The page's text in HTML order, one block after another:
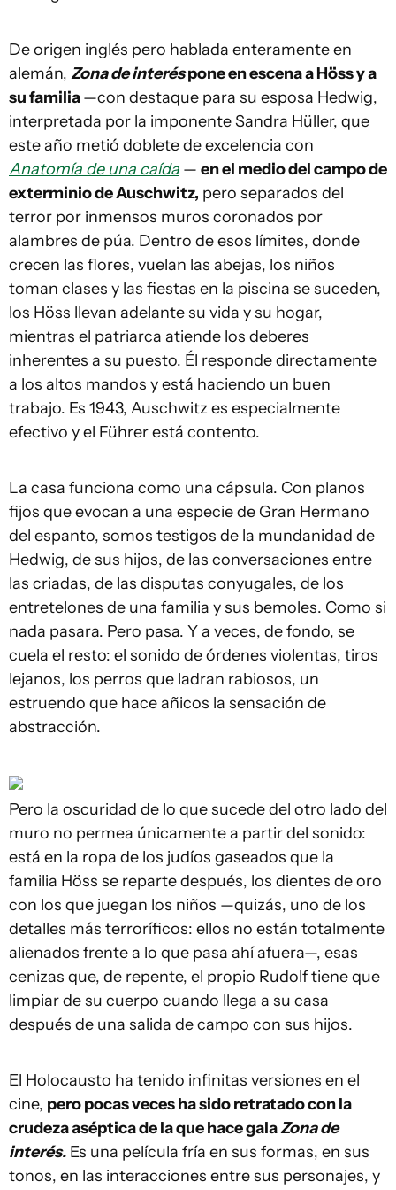
De origen inglés pero hablada enteramente en
alemán, Zona de interéspone en escena a Höss y a
su familia—con destaque para su esposa Hedwig,
interpretada por la imponente Sandra Hüller, que
este año metió doblete de excelencia con
Anatomía de una caída — en el medio del campo de
exterminio de Auschwitz, pero separados del
terror por inmensos muros coronados por
alambres de púa. Dentro de esos límites, donde
crecen las flores, vuelan las abejas, los niños
toman clases y las fiestas en la piscina se suceden,
los Höss llevan adelante su vida y su hogar,
mientras el patriarca atiende los deberes
inherentes a su puesto. Él responde directamente
a los altos mandos y está haciendo un buen
trabajo. Es 1943, Auschwitz es especialmente
efectivo y el Führer está contento.
La casa funciona como una cápsula. Con planos
fijos que evocan a una especie de Gran Hermano
del espanto, somos testigos de la mundanidad de
Hedwig, de sus hijos, de las conversaciones entre
las criadas, de las disputas conyugales, de los
entretelones de una familia y sus bemoles. Como si
nada pasara. Pero pasa. Y a veces, de fondo, se
cuela el resto: el sonido de órdenes violentas, tiros
lejanos, los perros que ladran rabiosos, un
estruendo que hace añicos la sensación de
abstracción.
Pero la oscuridad de lo que sucede del otro lado del
muro no permea únicamente a partir del sonido:
está en la ropa de los judíos gaseados que la
familia Höss se reparte después, los dientes de oro
con los que juegan los niños —quizás, uno de los
detalles más terroríficos: ellos no están totalmente
alienados frente a lo que pasa ahí afuera—, esas
cenizas que, de repente, el propio Rudolf tiene que
limpiar de su cuerpo cuando llega a su casa
después de una salida de campo con sus hijos.
El Holocausto ha tenido infinitas versiones en el
cine, pero pocas veces ha sido retratado con la
crudeza aséptica de la que hace galaZona de
interés. Es una película fría en sus formas, en sus
tonos, en las interacciones entre sus personajes, y